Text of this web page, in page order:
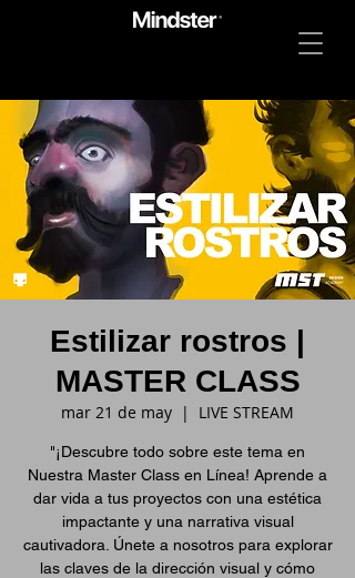
Estilizar rostros |
MASTER CLASS
mar 21 de may
  |
LIVE STREAM
"¡Descubre todo sobre este tema en
Nuestra Master Class en Línea! Aprende a
dar vida a tus proyectos con una estética
impactante y una narrativa visual
cautivadora. Únete a nosotros para explorar
las claves de la dirección visual y cómo